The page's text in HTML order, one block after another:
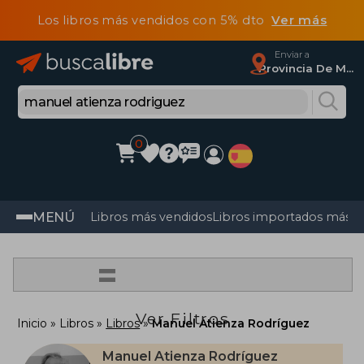
Los libros más vendidos con 5% dtoVer más
Enviar a
Provincia De Madrid
0
MENÚ Libros más vendidosLibros importados más
=
Ver Filtros
Inicio Libros Libros Manuel Atienza Rodríguez
Manuel Atienza Rodríguez